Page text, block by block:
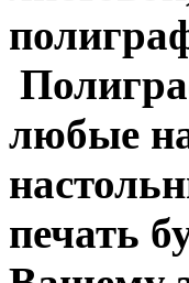
любые
печать